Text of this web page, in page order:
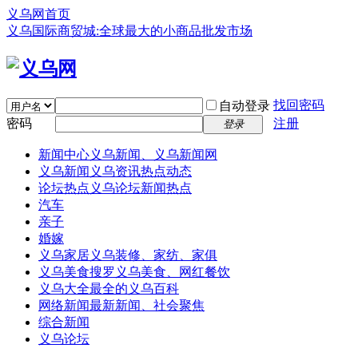
义乌网首页
义乌国际商贸城:全球最大的小商品批发市场
自动登录 找回密码
密码
登录 注册
新闻中心义乌新闻、义乌新闻网
义乌新闻 义乌资讯热点动态
论坛热点 义乌论坛新闻热点
汽车
亲子
婚嫁
义乌家居义乌装修、家纺、家俱
义乌美食搜罗义乌美食、网红餐饮
义乌大全最全的义乌百科
网络新闻最新新闻、社会聚焦
综合新闻
义乌论坛